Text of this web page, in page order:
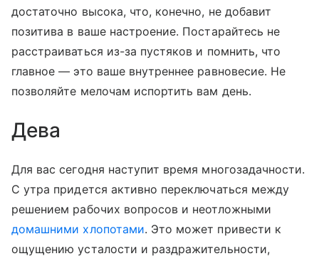
достаточно высока, что, конечно, не добавит
позитива в ваше настроение. Постарайтесь не
расстраиваться из-за пустяков и помнить, что
главное — это ваше внутреннее равновесие. Не
позволяйте мелочам испортить вам день.
Дева
Для вас сегодня наступит время многозадачности.
С утра придется активно переключаться между
решением рабочих вопросов и неотложными
домашними хлопотами. Это может привести к
ощущению усталости и раздражительности,